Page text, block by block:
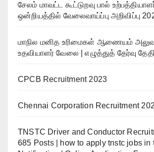
சேலம் மாவட்ட கூட்டுறவு பால்
ஒன்றியத்தில் வேலைவாய்ப்பு அறிவிப்பு
மாநில மனித உரிமைகள் ஆணையம்
உதவியாளர் வேலை | எழுத்துத் தேர்வு தேதி
CPCB Recruitment 2023
Chennai Corporation Recruitment
TNSTC Driver and Conductor
685 Posts | how to apply tnstc jobs in